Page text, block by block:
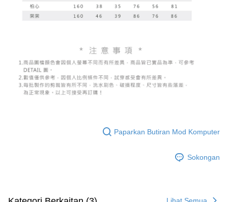
Paparkan Butiran Mod Komputer
Sokongan